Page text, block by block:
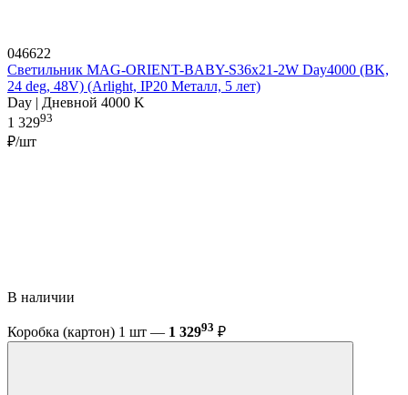
046622
Светильник MAG-ORIENT-BABY-S36x21-2W Day4000 (BK,
24 deg, 48V) (Arlight, IP20 Металл, 5 лет)
Day | Дневной 4000 K
1 32993
₽/шт
В наличии
Коробка (картон) 1 шт — 1 32993 ₽